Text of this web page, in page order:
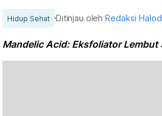
Hidup Sehat Ditinjau olehRedaksi
Mandelic Acid: Eksfoliator Lembut